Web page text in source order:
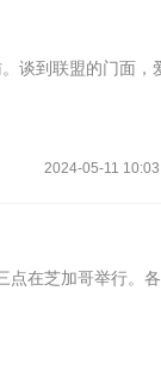
谈到联盟的门面，
2024-05-11
点在芝加哥举行。